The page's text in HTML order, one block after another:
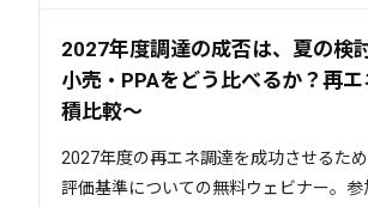
2027年度調達の成否は、夏の検
小売・PPAをどう比べるか？再
積比較～
2027年度の再エネ調達を成功させるた
評価基準についての無料ウェビナー。参